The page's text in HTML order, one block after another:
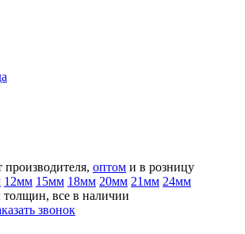
оптом и в розницу
12мм 15мм 18мм 20мм 21мм 24мм
все в наличии
звонок